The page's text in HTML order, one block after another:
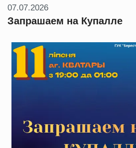
07.07.2026
Запрашаем на Купалле